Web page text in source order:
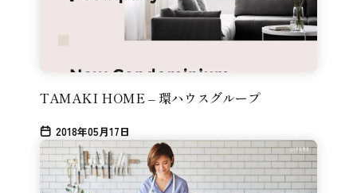
TAMAKI HOME – 環ハウスグループ
2018年05月17日